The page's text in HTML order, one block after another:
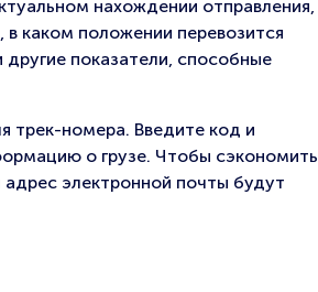
нахождении отправления,
каком положении перевозится
показатели, способные
трек-номера. Введите код и
о грузе. Чтобы сэкономить
электронной почты будут